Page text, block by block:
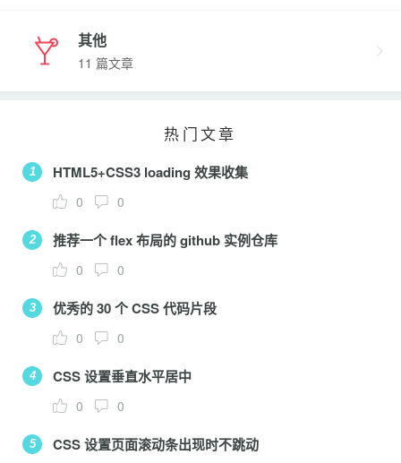
其他
11 篇文章
热门文章
1 HTML5+CSS3 loading 效果收集
0 0
2 推荐一个 flex 布局的 github 实例仓库
0 0
3 优秀的 30 个 CSS 代码片段
0 0
4 CSS 设置垂直水平居中
0 0
5 CSS 设置页面滚动条出现时不跳动